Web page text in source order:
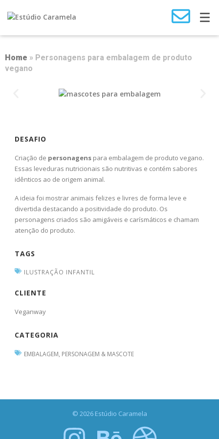
Home » Personagens para embalagem de produto
vegano
DESAFIO
Criação de personagens para embalagem de produto vegano.
Essas leveduras nutricionais são nutritivas e contém sabores
idênticos ao de origem animal.
A ideia foi mostrar animais felizes e livres de forma leve e
divertida destacando a positividade do produto. Os
personagens criados são amigáveis e carísmáticos e chamam
atenção do produto.
TAGS
ILUSTRAÇÃO INFANTIL
CLIENTE
Veganway
CATEGORIA
EMBALAGEM, PERSONAGEM & MASCOTE
© 2026 Estúdio Caramela